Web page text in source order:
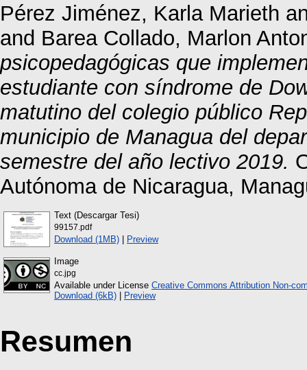
Pérez Jiménez, Karla Marieth
and Barea Collado, Marlon
psicopedagógicas que
estudiante con síndrome de
matutino del colegio público
municipio de Managua del
semestre del año lectivo 2019.
Autónoma de Nicaragua,
Text (Descargar Tesi)
99157.pdf
Download (1MB) | Preview
Image
cc.jpg
Available under License Creative Commons Attribution Non-
Download (6kB) | Preview
Resumen